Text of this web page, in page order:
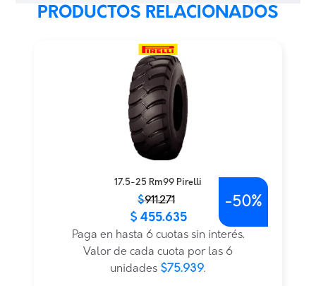
PRODUCTOS RELACIONADOS
17.5-25 Rm99 Pirelli
$911.271
original
actual
$455.635.
$ 455.635
Paga en hasta 6 cuotas sin interés.
Valor de cada cuota por las 6
unidades $75.939.
-50%